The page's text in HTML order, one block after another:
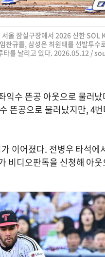
울 잠실구장에서 2026 신한 SOL
찬규를, 삼성은 최원태를 선발투수
타를 날리고 있다. 2026.05.12 /
익수 뜬공 아웃으로 물러
뜬공으로 물러났지만, 4
이어졌다. 전병우 타석
비디오판독을 신청해 아